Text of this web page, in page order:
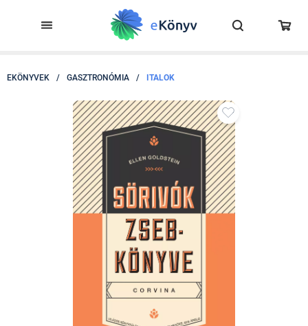
EKÖNYVEK / GASZTRONÓMIA / ITALOK